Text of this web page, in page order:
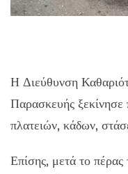
Η Διεύθυνση
Παρασκευής
πλατειών, κάδων,
Επίσης, μετά το